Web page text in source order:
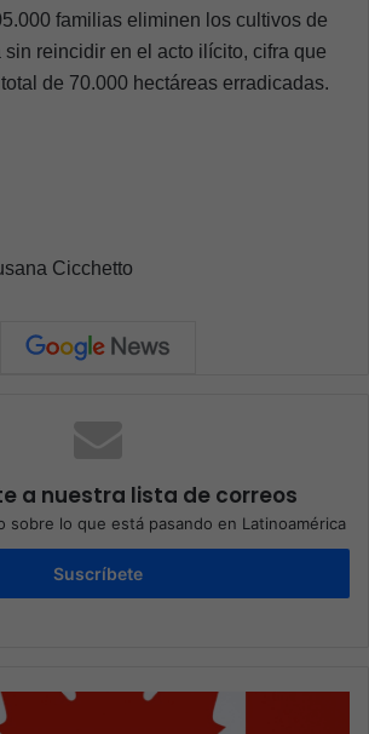
familias eliminen los cultivos de
reincidir en el acto ilícito, cifra que
de 70.000 hectáreas erradicadas.
Cicchetto
a nuestra lista de correos
sobre lo que está pasando en Latinoamérica
Suscríbete